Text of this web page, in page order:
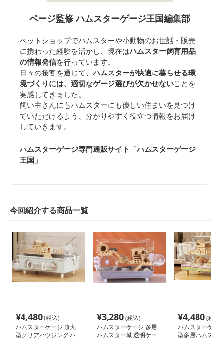
ページ監修 ハムスターゲージ王国編集部
ペットショップでハムスターや小動物のお世話・販売
に携わった経験を活かし、現在はハムスター飼育用品
の情報発信を行っています。
日々の接客を通じて、ハムスターが快適に暮らせる環
境づくりには、適切なゲージ選びが欠かせないことを
実感してきました。
飼い主さんにもハムスターにも優しい住まいを見つけ
ていただけるよう、分かりやすく役立つ情報をお届け
していきます。
ハムスターゲージ専門通販サイト「ハムスターゲージ
王国」
今回紹介する商品一覧
¥4,480(税込)
ハムスターケージ 超大
型クリアハウジング ハ
¥3,280(税込)
ハムスターケージ 多層
ハムスター城 透明ケー
¥4,480(税
ハムスターケ
型多層ハムス